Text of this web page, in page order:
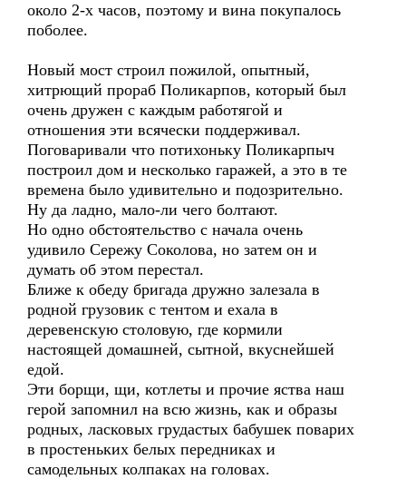
около 2-х часов, поэтому и вина покупалось
поболее.
Новый мост строил пожилой, опытный,
хитрющий прораб Поликарпов, который был
очень дружен с каждым работягой и
отношения эти всячески поддерживал.
Поговаривали что потихоньку Поликарпыч
построил дом и несколько гаражей, а это в те
времена было удивительно и подозрительно.
Ну да ладно, мало-ли чего болтают.
Но одно обстоятельство с начала очень
удивило Сережу Соколова, но затем он и
думать об этом перестал.
Ближе к обеду бригада дружно залезала в
родной грузовик с тентом и ехала в
деревенскую столовую, где кормили
настоящей домашней, сытной, вкуснейшей
едой.
Эти борщи, щи, котлеты и прочие яства наш
герой запомнил на всю жизнь, как и образы
родных, ласковых грудастых бабушек поварих
в простеньких белых передниках и
самодельных колпаках на головах.